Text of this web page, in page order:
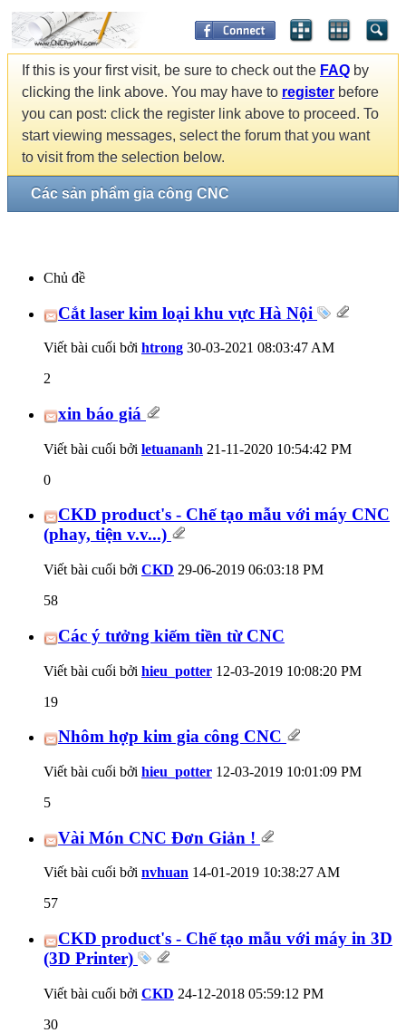
If this is your first visit, be sure to check out the FAQ by
clicking the link above. You may have to register before
you can post: click the register link above to proceed. To
start viewing messages, select the forum that you want
to visit from the selection below.
Các sản phẩm gia công CNC
Chủ đề
Cắt laser kim loại khu vực Hà Nội
Viết bài cuối bởi htrong 30-03-2021 08:03:47 AM
2
xin báo giá
Viết bài cuối bởi letuananh 21-11-2020 10:54:42 PM
0
CKD product's - Chế tạo mẫu với máy CNC
(phay, tiện v.v...)
Viết bài cuối bởi CKD 29-06-2019 06:03:18 PM
58
Các ý tưởng kiếm tiền từ CNC
Viết bài cuối bởi hieu_potter 12-03-2019 10:08:20 PM
19
Nhôm hợp kim gia công CNC
Viết bài cuối bởi hieu_potter 12-03-2019 10:01:09 PM
5
Vài Món CNC Đơn Giản !
Viết bài cuối bởi nvhuan 14-01-2019 10:38:27 AM
57
CKD product's - Chế tạo mẫu với máy in 3D
(3D Printer)
Viết bài cuối bởi CKD 24-12-2018 05:59:12 PM
30